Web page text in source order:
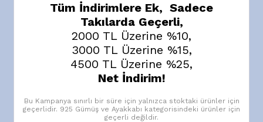
5.2. Cayma hakkının kullanılması için bu süre içinde
SATICI'ya yazılı olarak bildirimde bulunulması ve ürünün
kullanılmamış olması gerekmektedir.
SATICI'nın belirttiği taşıyıcı vasıtasıyla iade edilmelidir. Aksi
Tüm İndirimlere Ek, Sadece
Takılarda Geçerli,
2000 TL Üzerine %10,
3000 TL Üzerine %15,
4500 TL Üzerine %25,
Net İndirim!
Bu Kampanya sınırlı bir süre için yalnızca stoktaki ürünler için
geçerlidir. 925 Gümüş ve Ayakkabı kategorisindeki ürünler için
geçerli değildir.